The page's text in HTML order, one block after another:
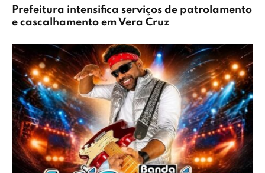
Prefeitura intensifica serviços de patrolamento
e cascalhamento em Vera Cruz